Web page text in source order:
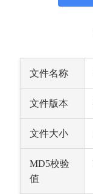
文件名称
文件版本
文件大小
MD5校验
值